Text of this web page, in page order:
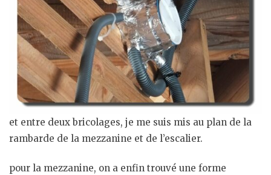
et entre deux bricolages, je me suis mis au plan de la
rambarde de la mezzanine et de l’escalier.
pour la mezzanine, on a enfin trouvé une forme